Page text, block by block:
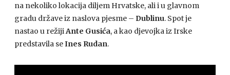
na nekoliko lokacija diljem Hrvatske, ali i u glavnom
gradu države iz naslova pjesme – Dublinu. Spot je
nastao u režiji Ante Gusića, a kao djevojka iz Irske
predstavila seInes Rudan.